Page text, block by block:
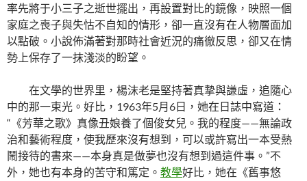
率先將于小三子之逝世擺出，再設置對比的鏡像，映照一個
家庭之喪子與失怙不自知的情形，卻一直沒有在人物層面加
以點破。小說佈滿著對那時社會近況的痛徹反思，卻又在情
勢上保存了一抹淺淡的盼望。
在文學的世界里，楊沫老是堅持著真摯與謙虛，追隨心
中的那一束光。好比，1963年5月6日，她在日誌中寫道：
“《芳華之歌》真像丑娘養了個俊女兒。我的程度——無論政
治和藝術程度，使我歷來沒有想到，可以或許寫出一本受熱
鬧接待的書來——本身真是做夢也沒有想到過這件事。”不
外，她也有本身的苦守和篤定。 教學好比，她在《舊事悠